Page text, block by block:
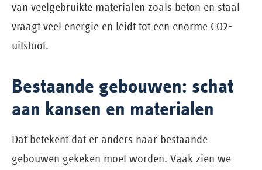
van veelgebruikte materialen zoals beton en staal
vraagt veel energie en leidt tot een enorme CO2-
uitstoot.
Bestaande gebouwen: schat
aan kansen en materialen
Dat betekent dat er anders naar bestaande
gebouwen gekeken moet worden. Vaak zien we